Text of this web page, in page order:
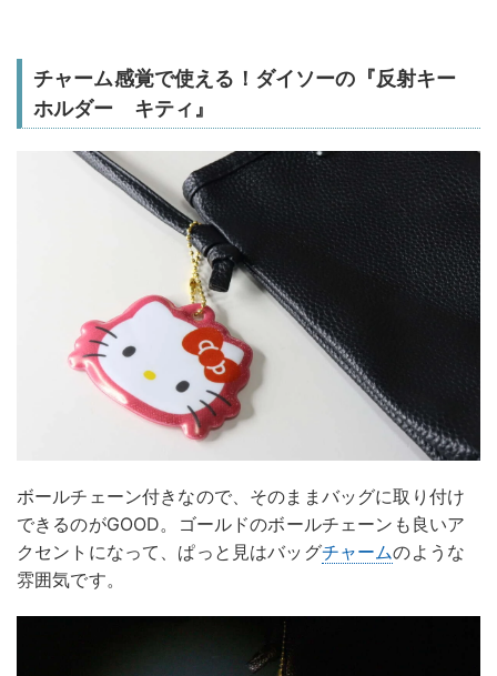
チャーム感覚で使える！ダイソーの『反射キー
ホルダー キティ』
ボールチェーン付きなので、そのままバッグに取り付け
できるのがGOOD。ゴールドのボールチェーンも良いア
クセントになって、ぱっと見はバッグチャームのような
雰囲気です。